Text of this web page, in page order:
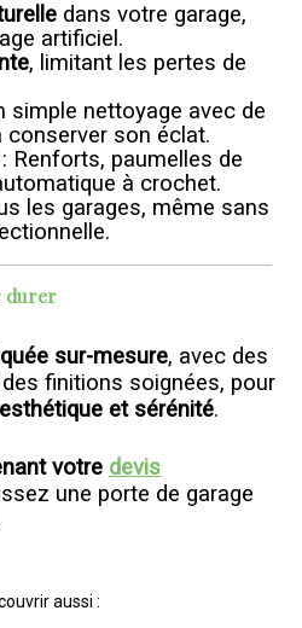
dans votre garage,
artificiel.
, limitant les pertes de
simple nettoyage avec de
conserver son éclat.
: Renforts, paumelles de
à crochet.
les garages, même sans
durer
sur-mesure, avec des
finitions soignées, pour
et sérénité.
votre devis
une porte de garage
aussi :